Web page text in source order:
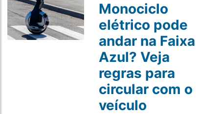
Monociclo
elétrico pode
andar na Faixa
Azul? Veja
regras para
circular com o
veículo